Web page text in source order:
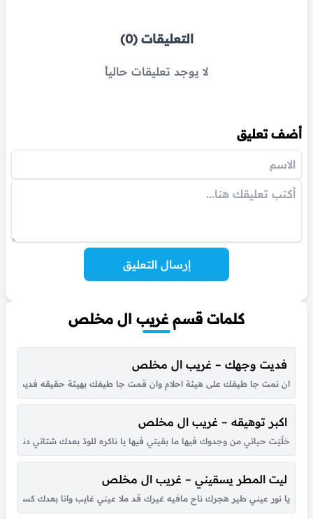
التعليقات (0)
لا يوجد تعليقات حالياً
أضف تعليق
إرسال التعليق
كلمات قسم غريب ال مخلص
فديت وجهك – غريب ال مخلص
ان نمت جا طيفك على هيئة احلام وان قمت جا طيفك بهيئة حقيقه فديت
اكبر توهيقه – غريب ال مخلص
خلْيَت حياتي من وجدوك فيها ما بقيتي فيها يا ناكره للودّ بعدك شتاتي
ليت المطر يسقيني – غريب ال مخلص
يا نور عيني طير هجرك ناح مافيه غيرك قد ملا عيني غايب وانا بعدك كسير